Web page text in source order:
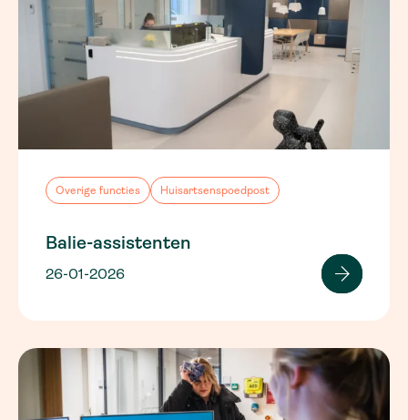
Overige functies Huisartsenspoedpost
Balie-assistenten
26-01-2026